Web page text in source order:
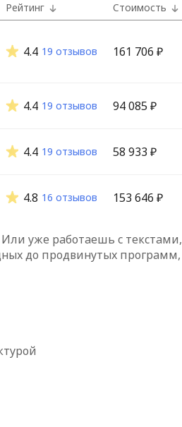
Рейтинг Стоимость
4.4 19 отзывов 161 706 ₽
4.4 19 отзывов 94 085 ₽
4.4 19 отзывов 58 933 ₽
4.8 16 отзывов 153 646 ₽
уже работаешь с
до продвинутых